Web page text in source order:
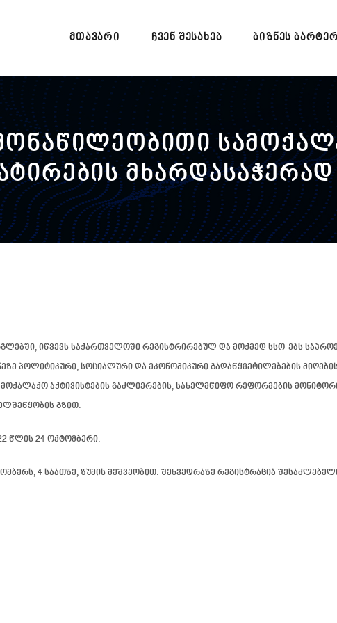
ᲛᲗᲐᲕᲐᲠᲘ ᲩᲕᲔᲜ ᲨᲔᲡᲐᲮᲔᲑ ᲑᲘᲖᲜᲔᲡ
მხარდასაჭერად
იწვევს საქართველოში რეგისტრირებულ და მოქმედ სსო-ებს
პოლიტიკური, სოციალური და ეკონომიკური გადაწყვეტილებების
აქტივისტების გაძლიერების, სახელმწიფო რეფორმების
გზით.
წლის 24 ოქტომბერი.
4 საათზე, ზუმის მეშვეობით. შეხვედრაზე რეგისტრაცია